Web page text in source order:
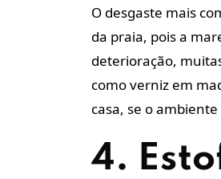
O desgaste mais
da praia, pois a
deterioração,
como verniz em
casa, se o
4.